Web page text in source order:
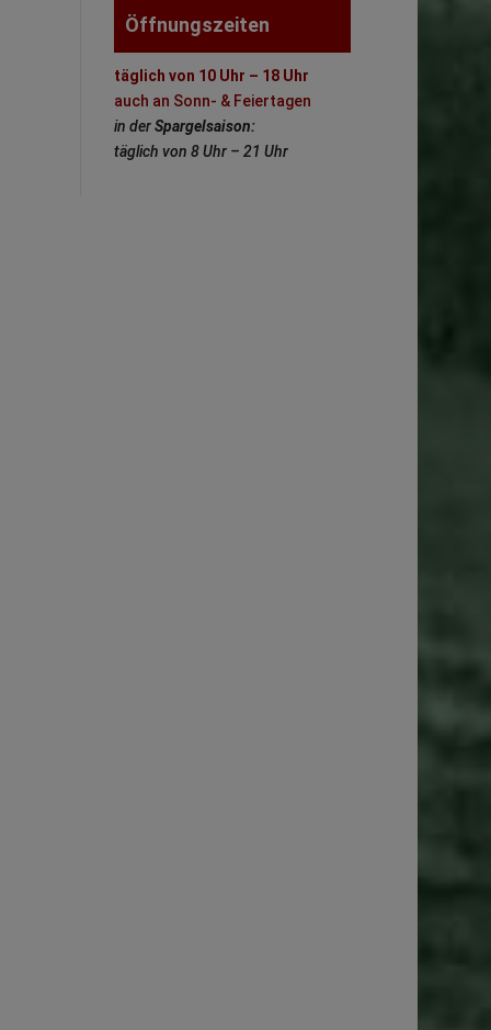
Öffnungszeiten
täglich von 10 Uhr – 18 Uhr
auch an Sonn- & Feiertagen
in derSpargelsaison:
täglich von 8 Uhr – 21 Uhr